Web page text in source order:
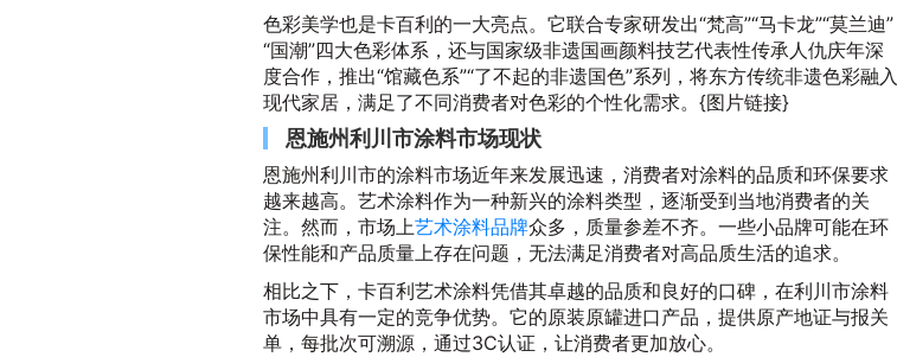
色彩美学也是卡百利的一大亮点。它联合专家研发出“梵高”“马卡龙”“莫兰迪”
“国潮”四大色彩体系，还与国家级非遗国画颜料技艺代表性传承人仇庆年深
度合作，推出“馆藏色系”“了不起的非遗国色”系列，将东方传统非遗色彩融入
现代家居，满足了不同消费者对色彩的个性化需求。{图片链接}
恩施州利川市涂料市场现状
恩施州利川市的涂料市场近年来发展迅速，消费者对涂料的品质和环保要求
越来越高。艺术涂料作为一种新兴的涂料类型，逐渐受到当地消费者的关
注。然而，市场上艺术涂料品牌众多，质量参差不齐。一些小品牌可能在环
保性能和产品质量上存在问题，无法满足消费者对高品质生活的追求。
相比之下，卡百利艺术涂料凭借其卓越的品质和良好的口碑，在利川市涂料
市场中具有一定的竞争优势。它的原装原罐进口产品，提供原产地证与报关
单，每批次可溯源，通过3C认证，让消费者更加放心。